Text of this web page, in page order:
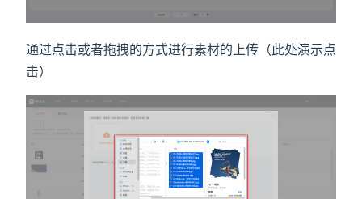
通过点击或者拖拽的方式进行素材的上传（此处演示点
击）